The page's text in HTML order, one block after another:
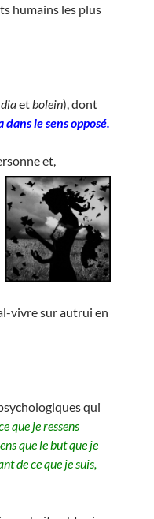
humains les plus
diaetbolein), dont
dans le sens opposé.
et,
vivre sur autrui en
qui
que je ressens
que le but que je
de ce que je suis,